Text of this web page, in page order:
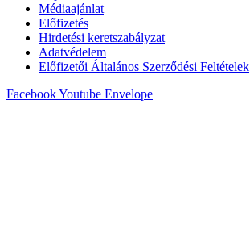
Médiaajánlat
Előfizetés
Hirdetési keretszabályzat
Adatvédelem
Előfizetői Általános Szerződési Feltételek
FacebookYoutube Envelope